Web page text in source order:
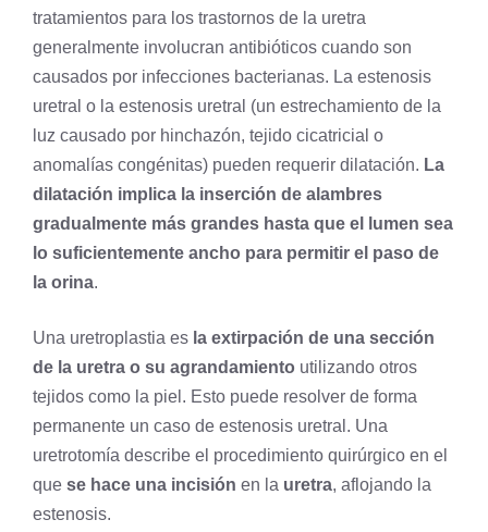
tratamientos para los trastornos de la uretra
generalmente involucran antibióticos cuando son
causados ​​por infecciones bacterianas. La estenosis
uretral o la estenosis uretral (un estrechamiento de la
luz causado por hinchazón, tejido cicatricial o
anomalías congénitas) pueden requerir dilatación. La
dilatación implica la inserción de alambres
gradualmente más grandes hasta que el lumen sea
lo suficientemente ancho para permitir el paso de
la orina.
Una uretroplastia es la extirpación de una sección
de la uretra o su agrandamiento utilizando otros
tejidos como la piel . Esto puede resolver de forma
permanente un caso de estenosis uretral. Una
uretrotomía describe el procedimiento quirúrgico en el
que se hace una incisión en la uretra, aflojando la
estenosis.